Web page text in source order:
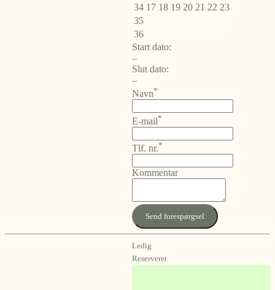
34 17 18 19 20 21 22 23
35
36
Start dato:
–
Slut dato:
–
Navn*
E-mail*
Tlf. nr.*
Kommentar
Send forespørgsel
Ledig
Reserveret